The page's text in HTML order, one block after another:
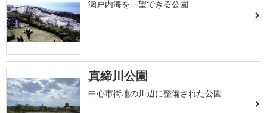
瀬戸内海を一望できる公園
真締川公園
中心市街地の川辺に整備された公園